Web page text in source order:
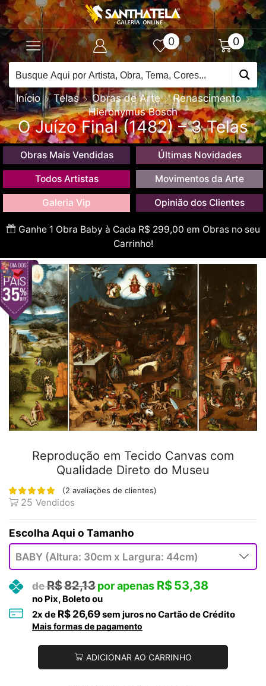
0 0
Início Telas Obras de Arte
Renascimento
Hieronymus Bosch
O Juízo Final (1482) – 3 Telas
Obras Mais Vendidas Últimas Novidades
Todos Artistas Movimentos da Arte
Galeria Vip Opinião dos Clientes
Ganhe 1 Obra Baby à Cada R$ 299,00 em Obras no seu
Carrinho!
Reprodução em Tecido Canvas com
Qualidade Direto do Museu
(2 avaliações de clientes)
25 Vendidos
Tamanho
R$82,13 R$53,38
no Pix, Boleto ou
2x de R$ 26,69sem juros no Cartão de Crédito
Mais formas de pagamento
ADICIONAR AO CARRINHO